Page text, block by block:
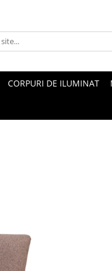
CORPURI DE ILUMINAT